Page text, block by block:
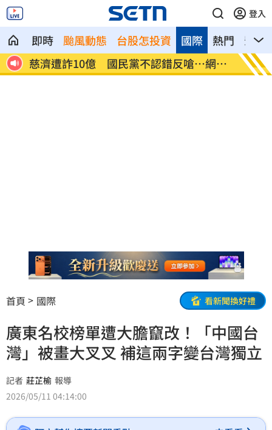
登入
即時 颱風動態 台股怎投資 熱門 影音
國際
率
慈濟遭詐10億 國民黨不認錯反嗆⋯網炸
鍋
就業
高
首頁 國際 看新聞換好禮
廣東名校榜單遭大膽竄改！「中國台
灣」被畫大叉叉 補這兩字變台灣獨立
記者 莊芷榆 報導
2026/05/11 04:14:00